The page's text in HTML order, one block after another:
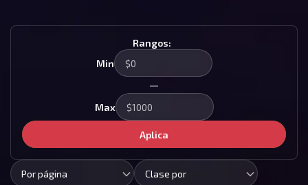
Rangos:
Min
—
Max
Aplica
Por página Clase por